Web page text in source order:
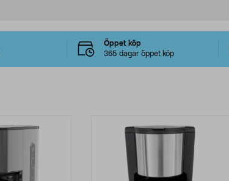
Öppet köp
365 dagar öppet köp